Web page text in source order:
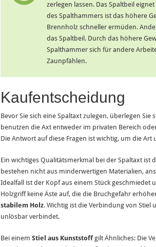
zerlegen lassen. Das Spaltbeil
des Spalthammers ist das höhere
Brennholz schneller ermüden.
das Spaltbeil. Durch das höhere
Spalthammer sich für andere
Zaunpfählen.
Kaufentscheidung
Bevor Sie sich eine Spaltaxt zulegen, überlegen
benutzen die Axt entweder im privaten Bereich
Die Antwort auf diese Fragen ist wichtig, um die Art
Ein wichtiges Qualitätsmerkmal bei der Spaltaxt ist
bestehen nicht aus minderwertigen Materialien,
Idealfall ist der Kopf aus einem Stück geschmiedet
Holzgriff keine Äste auf, die die Bruchgefahr
stabilem Holz. Wichtig ist die Verbindung von Stiel
unlösbar verbindet.
Bei einem Stiel aus Kunststoffgilt Ähnliches: Die